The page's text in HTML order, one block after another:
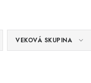
VEKOVÁ SKUPINA